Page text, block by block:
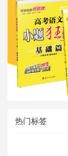
热门标签